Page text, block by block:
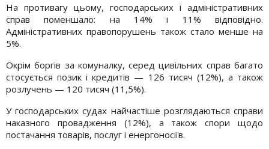
На противагу цьому, господарських і адміністративних
справ поменшало: на 14% і 11% відповідно.
Адміністративних правопорушень також стало менше на
5%.
Окрім боргів за комуналку, серед цивільних справ багато
стосується позик і кредитів — 126 тисяч (12%), а також
розлучень — 120 тисяч (11,5%).
У господарських судах найчастіше розглядаються справи
наказного провадження (12%), а також спори щодо
постачання товарів, послуг і енергоносіїв.